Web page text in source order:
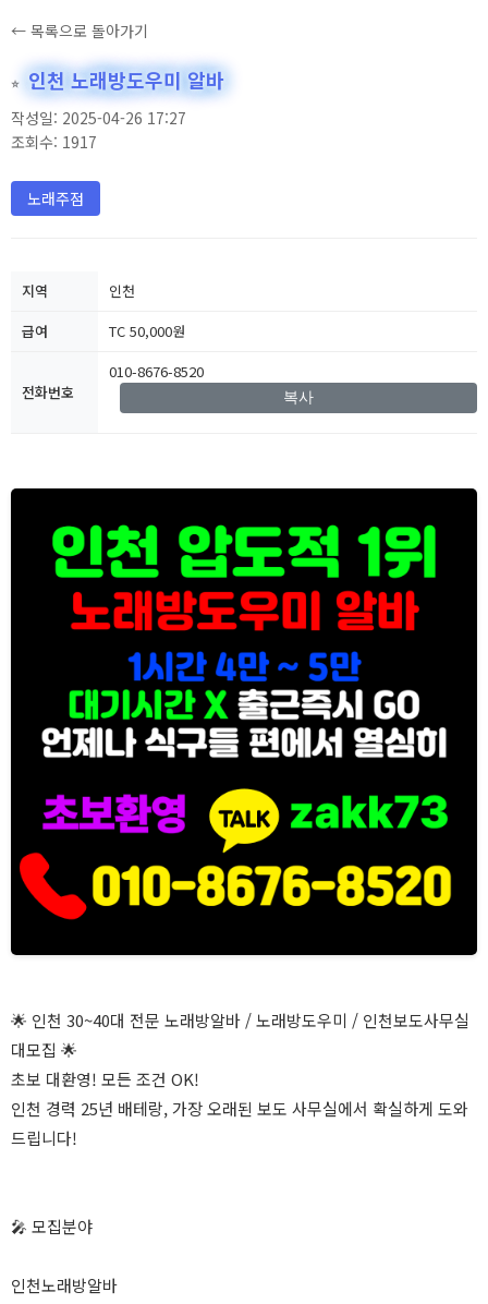
← 목록으로 돌아가기
⭐ 인천 노래방도우미 알바
작성일: 2025-04-26 17:27
조회수: 1917
노래주점
지역
인천
급여
TC 50,000원
전화번호
010-8676-8520
복사
🌟 인천 30~40대 전문 노래방알바 / 노래방도우미 / 인천보도사무실
대모집 🌟
초보 대환영! 모든 조건 OK!
인천 경력 25년 배테랑, 가장 오래된 보도 사무실에서 확실하게 도와
드립니다!
🎤 모집분야
인천노래방알바